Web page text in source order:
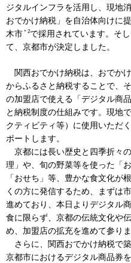
企
ご家庭
業務用・産
IR情報
プレスリリース
ジタルインフラを活用し、現地
おでかけ納税」を自治体向けに
木市 ＊2で採用されています。そ
て、京都市が決定しました。
関西おでかけ納税は、おでか
からふるさと納税することで、
の加盟店で使える「デジタル商
と納税制度の仕組みです。現地
クティビティ等）に使用いただ
ポートします。
京都には長い歴史と四季折々
理」や、旬の野菜等を使った「
「おせち」等、豊かな食文化が
くの方に発信するため、まずは
進めており、本日よりデジタル
食に限らず、京都の伝統文化や
め、加盟店の拡充を進めて参りま
さらに、関西おでかけ納税で
京都市におけるデジタル商品券